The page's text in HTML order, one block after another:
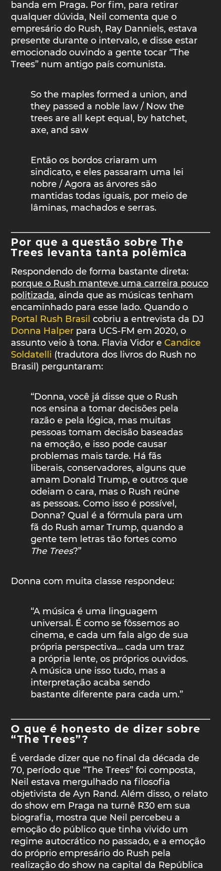
banda em Praga. Por fim, para retirar
qualquer dúvida, Neil comenta que o
empresário do Rush, Ray Danniels, estava
presente durante o intervalo, e disse estar
emocionado ouvindo a gente tocar “The
Trees” num antigo país comunista.
So the maples formed a union, and
they passed a noble law / Now the
trees are all kept equal, by hatchet,
axe, and saw
Então os bordos criaram um
sindicato, e eles passaram uma lei
nobre / Agora as árvores são
mantidas todas iguais, por meio de
lâminas, machados e serras.
Por que a questão sobre The
Trees levanta tanta polêmica
Respondendo de forma bastante direta:
porque o Rush manteve uma carreira pouco
politizada, ainda que as músicas tenham
encaminhado para esse lado. Quando o
Portal Rush Brasil cobriu a entrevista da DJ
Donna Halper para UCS-FM em 2020, o
assunto veio à tona. Flavia Vidor e Candice
Soldatelli (tradutora dos livros do Rush no
Brasil) perguntaram:
“Donna, você já disse que o Rush
nos ensina a tomar decisões pela
razão e pela lógica, mas muitas
pessoas tomam decisão baseadas
na emoção, e isso pode causar
problemas mais tarde. Há fãs
liberais, conservadores, alguns que
amam Donald Trump, e outros que
odeiam o cara, mas o Rush reúne
as pessoas. Como isso é possível,
Donna? Qual é a fórmula para um
fã do Rush amar Trump, quando a
gente tem letras tão fortes como
The Trees?”
Donna com muita classe respondeu:
“A música é uma linguagem
universal. É como se fôssemos ao
cinema, e cada um fala algo de sua
própria perspectiva… cada um traz
a própria lente, os próprios ouvidos.
A música une isso tudo, mas a
interpretação acaba sendo
bastante diferente para cada um.”
O que é honesto de dizer sobre
“The Trees”?
É verdade dizer que no final da década de
70, período que “The Trees” foi composta,
Neil estava mergulhado na filosofia
objetivista de Ayn Rand. Além disso, o relato
do show em Praga na turnê R30 em sua
biografia, mostra que Neil percebeu a
emoção do público que tinha vivido um
regime autocrático no passado, e a emoção
do próprio empresário do Rush pela
realização do show na capital da República